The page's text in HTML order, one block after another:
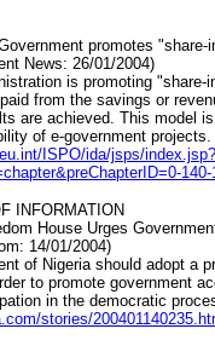
promotes
News: 26/01/2004)
is promoting "share-
from the savings or
are achieved. This model
of e-government projects.
ISPO/ida/jsps/
140-
INFORMATION
House Urges
14/01/2004)
of Nigeria should adopt a
to promote government
in the democratic
stories/